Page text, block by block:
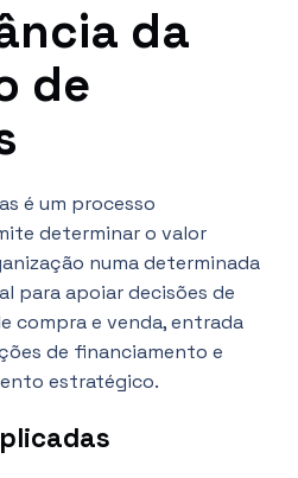
da
de
é um processo
determinar o valor
numa determinada
para apoiar decisões de
compra e venda, entrada
de financiamento e
estratégico.